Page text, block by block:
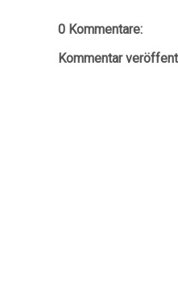
0 Kommentare:
Kommentar